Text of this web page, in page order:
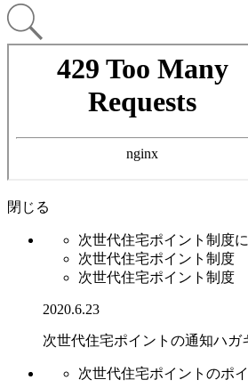
閉じる
次世代住宅ポイント制度
次世代住宅ポイント制度
次世代住宅ポイント制度
2020.6.23
次世代住宅ポイントの通知ハガ
次世代住宅ポイントのポ